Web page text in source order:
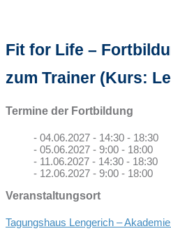
Fit for Life –
zum Trainer (Kurs:
Termine der Fortbildung
- 04.06.2027 - 14:30 - 18:30
- 05.06.2027 - 9:00 - 18:00
- 11.06.2027 - 14:30 - 18:30
- 12.06.2027 - 9:00 - 18:00
Veranstaltungsort
Tagungshaus Lengerich –